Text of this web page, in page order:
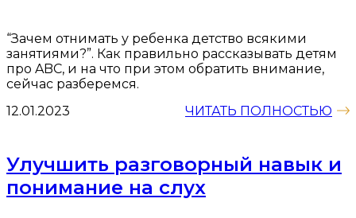
12.01.2023
“Зачем отнимать у ребенка детство всякими
занятиями?”. Как правильно рассказывать детям
про ABC, и на что при этом обратить внимание,
сейчас разберемся.
ЧИТАТЬ ПОЛНОСТЬЮ
Улучшить разговорный навык и
понимание на слух